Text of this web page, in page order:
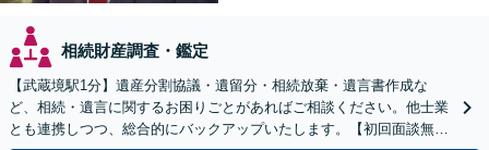
相続財産調査・鑑定
【武蔵境駅1分】遺産分割協議・遺留分・相続放棄・遺言書作成な
ど、相続・遺言に関するお困りごとがあればご相談ください。他士業
とも連携しつつ、総合的にバックアップいたします。【初回面談無